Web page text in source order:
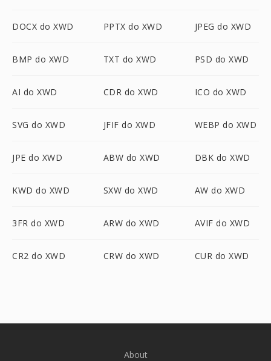
DOCX do XWD PPTX do XWD JPEG do XWD
BMP do XWD TXT do XWD PSD do XWD
AI do XWD CDR do XWD ICO do XWD
SVG do XWD JFIF do XWD WEBP do XWD
JPE do XWD ABW do XWD DBK do XWD
KWD do XWD SXW do XWD AW do XWD
3FR do XWD ARW do XWD AVIF do XWD
CR2 do XWD CRW do XWD CUR do XWD
About